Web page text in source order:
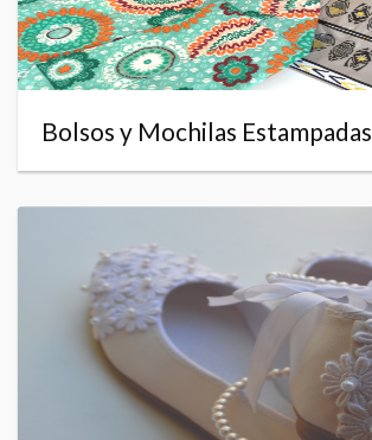
Bolsos y Mochilas Estampadas